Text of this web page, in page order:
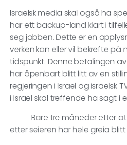
Israelsk media skal også ha
har ett backup-land klart i
seg jobben. Dette er en
verken kan eller vil bekrefte
tidspunkt. Denne betalingen
har åpenbart blitt litt av en
regjeringen i Israel og israelsk
i Israel skal treffende ha sagt i
Bare tre måneder etter
etter seieren har hele greia